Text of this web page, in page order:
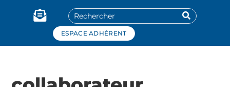
ESPACE ADHÉRENT
Panneau de gestion des cookies